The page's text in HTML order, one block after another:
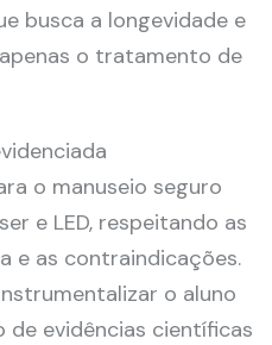
busca a longevidade e
o tratamento de
o manuseio seguro
e LED, respeitando as
e as contraindicações.
o aluno
evidências científicas